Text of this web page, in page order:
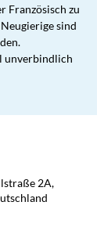
Französisch zu
sind
unverbindlich
2A,